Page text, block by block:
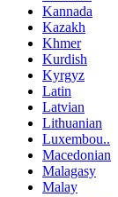
Kannada
Kazakh
Khmer
Kurdish
Kyrgyz
Latin
Latvian
Lithuanian
Luxembou..
Macedonian
Malagasy
Malay